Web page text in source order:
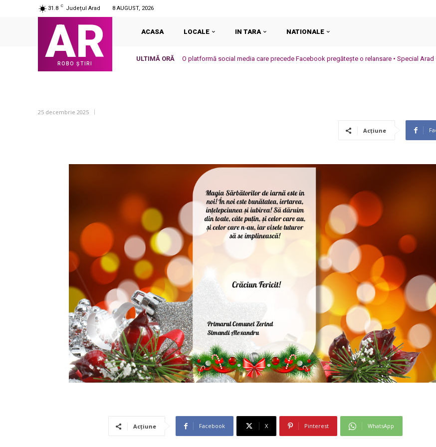
31.8 C Județul Arad 8 AUGUST, 2026
AR
ROBO ȘTIRI
ACASA LOCALE IN TARA NATIONALE
ULTIMĂ ORĂ O platformă social media care precede Facebook pregătește o relansare • Special Arad
25 decembrie 2025
Acțiune
Acțiune Facebook X Pinterest WhatsApp